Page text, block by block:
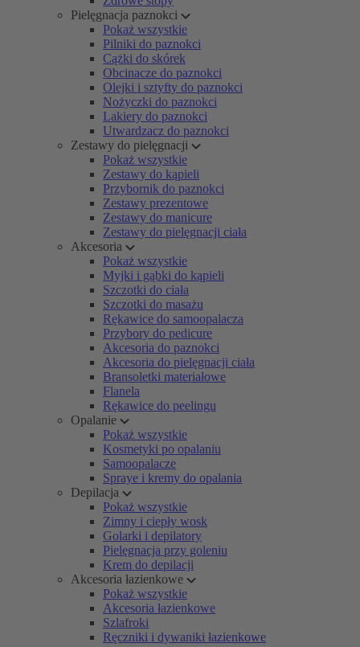
Pielęgnacja paznokci
Pokaż wszystkie
Pilniki do paznokci
Cążki do skórek
Obcinacze do paznokci
Olejki i sztyfty do paznokci
Nożyczki do paznokci
Lakiery do paznokci
Utwardzacz do paznokci
Zestawy do pielęgnacji
Pokaż wszystkie
Zestawy do kąpieli
Przybornik do paznokci
Zestawy prezentowe
Zestawy do manicure
Zestawy do pielęgnacji ciała
Akcesoria
Pokaż wszystkie
Myjki i gąbki do kąpieli
Szczotki do ciała
Szczotki do masażu
Rękawice do samoopalacza
Przybory do pedicure
Akcesoria do paznokci
Akcesoria do pielęgnacji ciała
Bransoletki materiałowe
Flanela
Rękawice do peelingu
Opalanie
Pokaż wszystkie
Kosmetyki po opalaniu
Samoopalacze
Spraye i kremy do opalania
Depilacja
Pokaż wszystkie
Zimny i ciepły wosk
Golarki i depilatory
Pielęgnacja przy goleniu
Krem do depilacji
Akcesoria łazienkowe
Pokaż wszystkie
Akcesoria łazienkowe
Szlafroki
Ręczniki i dywaniki łazienkowe